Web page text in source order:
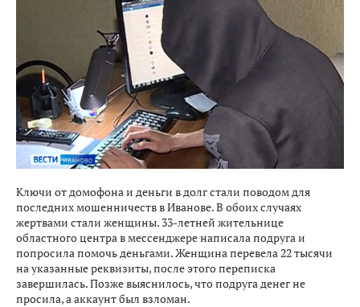
Ключи от домофона и деньги в долг стали поводом для
последних мошенничеств в Иванове. В обоих случаях
жертвами стали женщины. 33-летней жительнице
областного центра в мессенджере написала подруга и
попросила помочь деньгами. Женщина перевела 22 тысячи
на указанные реквизиты, после этого переписка
завершилась. Позже выяснилось, что подруга денег не
просила, а аккаунт был взломан.